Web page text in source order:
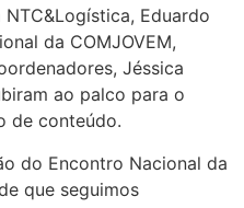
Eduardo
da COMJOVEM,
Jéssica
ao palco para o
de conteúdo.
do Encontro Nacional da
que seguimos